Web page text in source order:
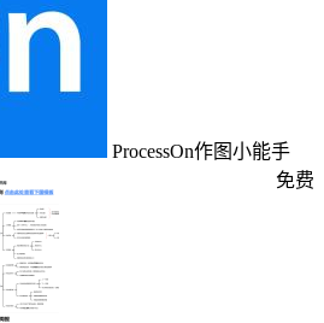
ProcessOn作图小能手
免费